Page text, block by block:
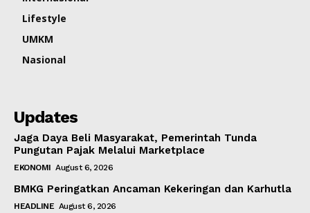
Lifestyle
UMKM
Nasional
Updates
Jaga Daya Beli Masyarakat, Pemerintah Tunda
Pungutan Pajak Melalui Marketplace
EKONOMI August 6, 2026
BMKG Peringatkan Ancaman Kekeringan dan Karhutla
HEADLINE August 6, 2026